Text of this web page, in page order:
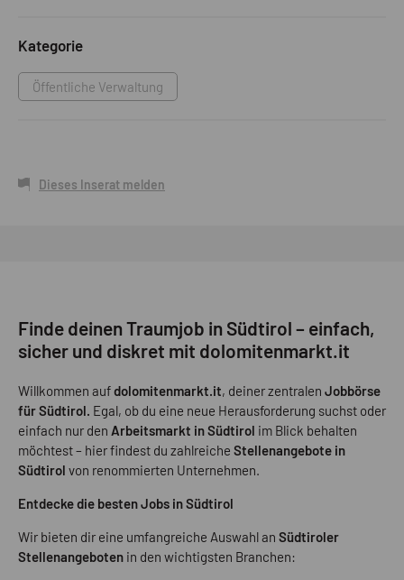
Kategorie
Öffentliche Verwaltung
Dieses Inserat melden
Finde deinen Traumjob in Südtirol – einfach,
sicher und diskret mit dolomitenmarkt.it
Willkommen aufdolomitenmarkt.it, deiner zentralen Jobbörse
für Südtirol. Egal, ob du eine neue Herausforderung suchst oder
einfach nur den Arbeitsmarkt in Südtirol im Blick behalten
möchtest – hier findest du zahlreiche Stellenangebote in
Südtirol von renommierten Unternehmen.
Entdecke die besten Jobs in Südtirol
Wir bieten dir eine umfangreiche Auswahl an Südtiroler
Stellenangeboten in den wichtigsten Branchen: